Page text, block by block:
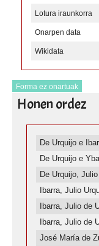
Lotura iraunkorra
Onarpen data
Wikidata
Forma ez onartuak
Honen ordez
De Urquijo e
De Urquijo e
De Urquijo,
Ibarra, Julio
Ibarra, Julio de
Ibarra, Julio de
José María de